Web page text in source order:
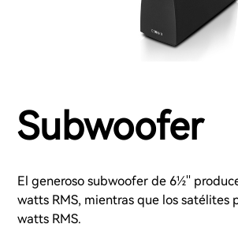
Subwoofer
El generoso subwoofer de 6½''
watts RMS, mientras que los satélites
watts RMS.